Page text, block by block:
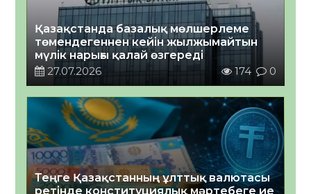
Қазақстанда базалық мөлшерлеме
төмендегеннен кейін жылжымайтын
мүлік нарығы қалай өзгереді
27.07.2026
174 0
Теңге Қазақстанның ұлттық валютасы
ретінде конституциялық мәртебеге ие